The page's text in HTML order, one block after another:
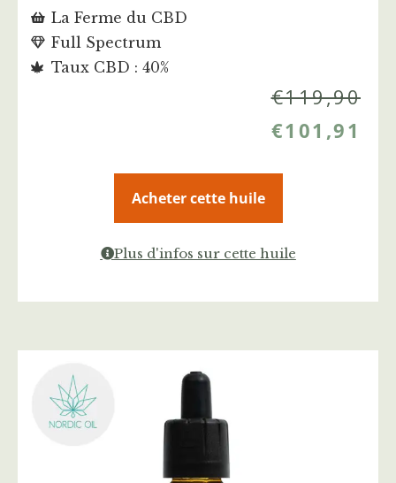
La Ferme du CBD
Full Spectrum
Taux CBD : 40%
€119,90
€101,91
Acheter cette huile
Plus d'infos sur cette huile